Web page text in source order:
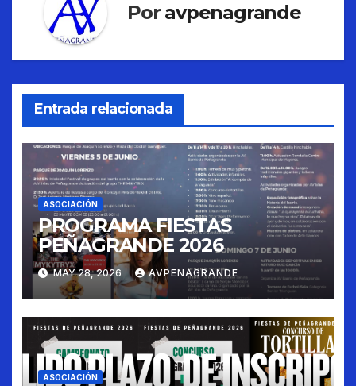
Por avpenagrande
Entrada relacionada
ASOCIACIÓN
PROGRAMA FIESTAS
PEÑAGRANDE 2026
MAY 28, 2026 AVPENAGRANDE
ASOCIACIÓN